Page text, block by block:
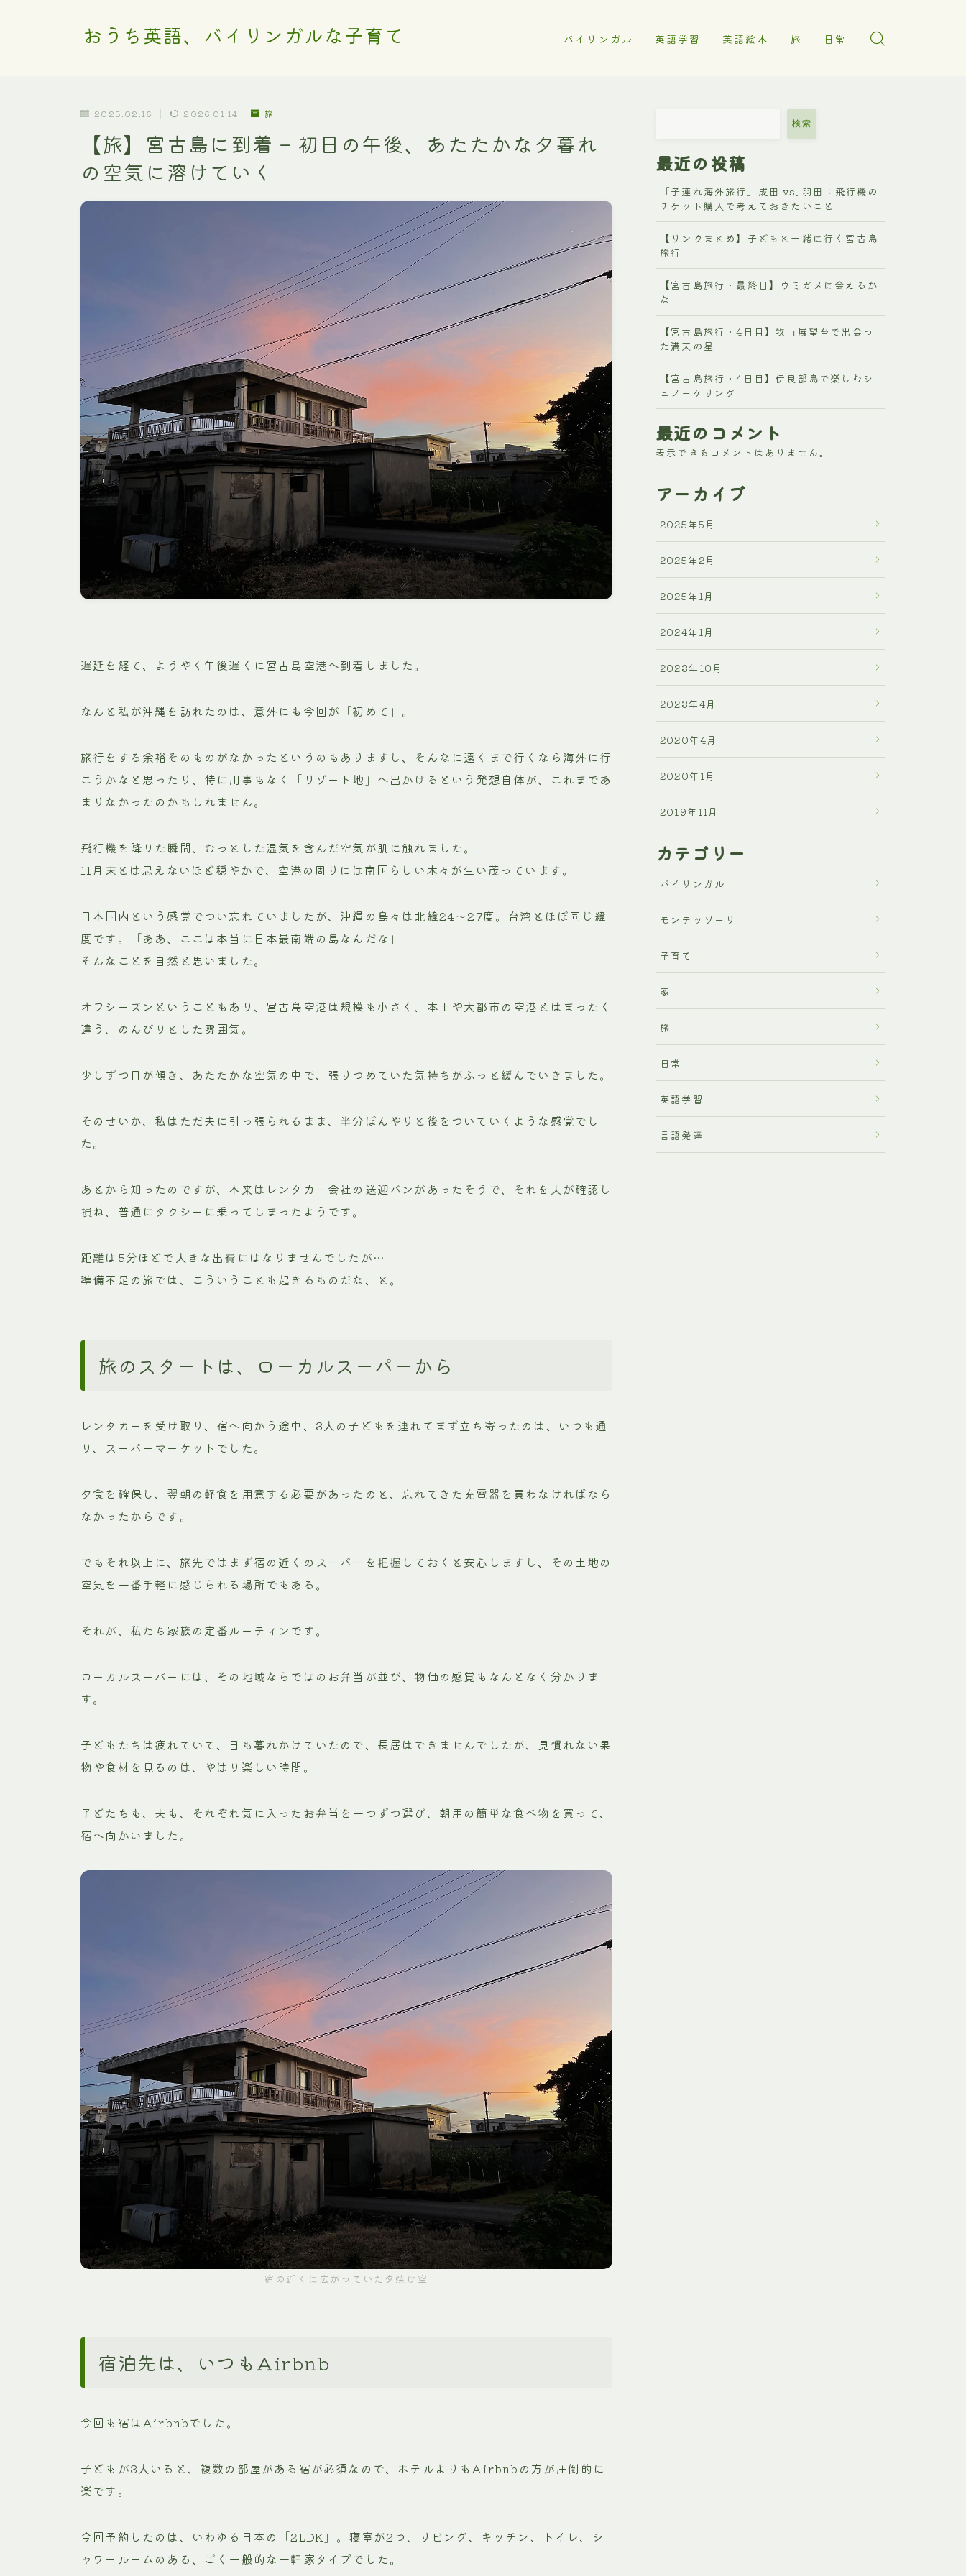
おうち英語、バイリンガルな子育て バイリンガル 英語学習 英語絵本 旅 日常
2025.02.16 2026.01.14 旅
【旅】宮古島に到着 – 初日の午後、あたたかな夕暮れ
の空気に溶けていく
遅延を経て、ようやく午後遅くに宮古島空港へ到着しました。
なんと私が沖縄を訪れたのは、意外にも今回が「初めて」。
旅行をする余裕そのものがなかったというのもありますし、そんなに遠くまで行くなら海外に行
こうかなと思ったり、特に用事もなく「リゾート地」へ出かけるという発想自体が、これまであ
まりなかったのかもしれません。
飛行機を降りた瞬間、むっとした湿気を含んだ空気が肌に触れました。
11月末とは思えないほど穏やかで、空港の周りには南国らしい木々が生い茂っています。
日本国内という感覚でつい忘れていましたが、沖縄の島々は北緯24〜27度。台湾とほぼ同じ緯
度です。「ああ、ここは本当に日本最南端の島なんだな」
そんなことを自然と思いました。
オフシーズンということもあり、宮古島空港は規模も小さく、本土や大都市の空港とはまったく
違う、のんびりとした雰囲気。
少しずつ日が傾き、あたたかな空気の中で、張りつめていた気持ちがふっと緩んでいきました。
そのせいか、私はただ夫に引っ張られるまま、半分ぼんやりと後をついていくような感覚でし
た。
あとから知ったのですが、本来はレンタカー会社の送迎バンがあったそうで、それを夫が確認し
損ね、普通にタクシーに乗ってしまったようです。
距離は5分ほどで大きな出費にはなりませんでしたが…
準備不足の旅では、こういうことも起きるものだな、と。
旅のスタートは、ローカルスーパーから
レンタカーを受け取り、宿へ向かう途中、3人の子どもを連れてまず立ち寄ったのは、いつも通
り、スーパーマーケットでした。
夕食を確保し、翌朝の軽食を用意する必要があったのと、忘れてきた充電器を買わなければなら
なかったからです。
でもそれ以上に、旅先ではまず宿の近くのスーパーを把握しておくと安心しますし、その土地の
空気を一番手軽に感じられる場所でもある。
それが、私たち家族の定番ルーティンです。
ローカルスーパーには、その地域ならではのお弁当が並び、物価の感覚もなんとなく分かりま
す。
子どもたちは疲れていて、日も暮れかけていたので、長居はできませんでしたが、見慣れない果
物や食材を見るのは、やはり楽しい時間。
子どたちも、夫も、それぞれ気に入ったお弁当を一つずつ選び、朝用の簡単な食べ物を買って、
宿へ向かいました。
宿の近くに広がっていた夕焼け空
宿泊先は、いつもAirbnb
今回も宿はAirbnbでした。
子どもが3人いると、複数の部屋がある宿が必須なので、ホテルよりもAirbnbの方が圧倒的に
楽です。
今回予約したのは、いわゆる日本の「2LDK」。寝室が2つ、リビング、キッチン、トイレ、シ
ャワールームのある、ごく一般的な一軒家タイプでした。
検索
最近の投稿
「子連れ海外旅行」成田 vs. 羽田：飛行機の
チケット購入で考えておきたいこと
【リンクまとめ】子どもと一緒に行く宮古島
旅行
【宮古島旅行・最終日】ウミガメに会えるか
な
【宮古島旅行・4日目】牧山展望台で出会っ
た満天の星
【宮古島旅行・4日目】伊良部島で楽しむシ
ュノーケリング
最近のコメント
表示できるコメントはありません。
アーカイブ
2025年5月
2025年2月
2025年1月
2024年1月
2023年10月
2023年4月
2020年4月
2020年1月
2019年11月
カテゴリー
バイリンガル
モンテッソーリ
子育て
家
旅
日常
英語学習
言語発達